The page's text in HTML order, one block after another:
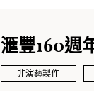
滙豐160週
非演藝製作